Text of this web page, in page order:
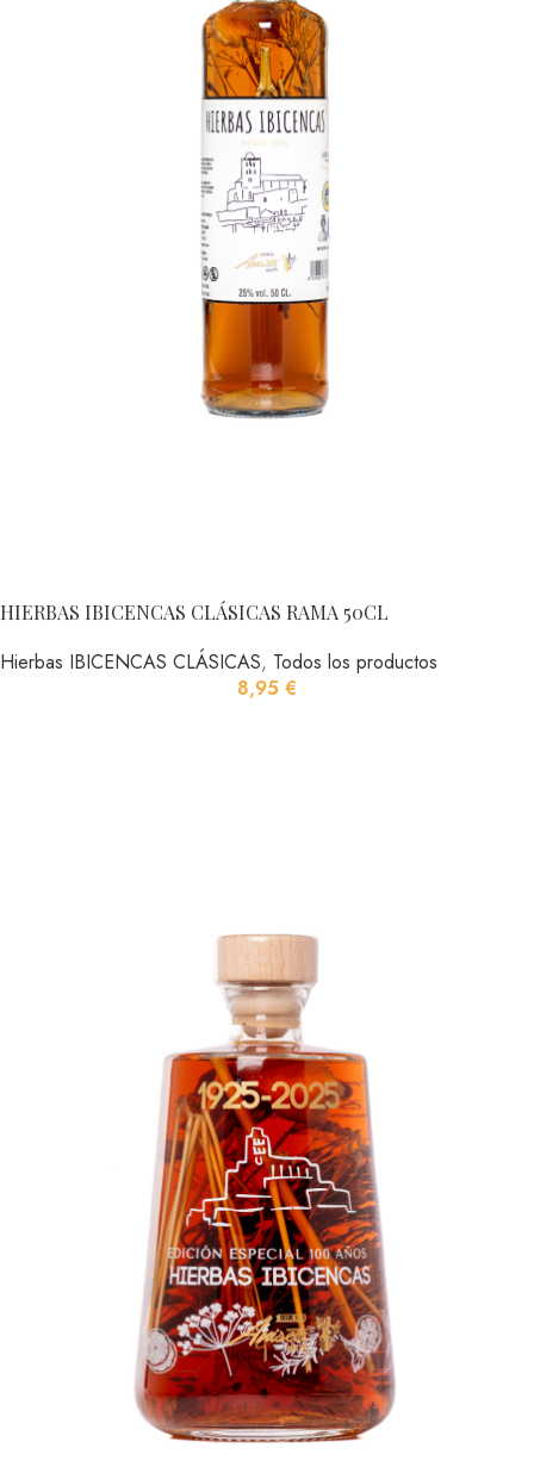
HIERBAS IBICENCAS CLÁSICAS RAMA 50CL
Hierbas IBICENCAS CLÁSICAS, Todos los productos
8,95 €